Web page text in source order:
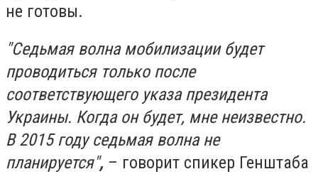
не готовы.
"Седьмая волна мобилизации будет
проводиться только после
соответствующего указа президента
Украины. Когда он будет, мне неизвестно.
В 2015 году седьмая волна не
планируется", – говорит спикер Генштаба